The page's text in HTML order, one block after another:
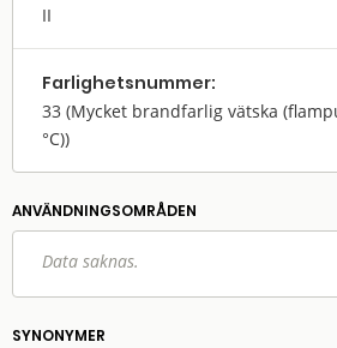
II
Farlighets­nummer:
33 (Mycket brandfarlig vätska
°C))
ANVÄNDNINGS­OMRÅDEN
Data saknas.
SYNONYMER